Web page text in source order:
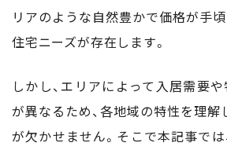
リアのような自然豊かで価格が手
住宅ニーズが存在します。
しかし、エリアによって入居需要
が異なるため、各地域の特性を理
が欠かせません。そこで本記事で